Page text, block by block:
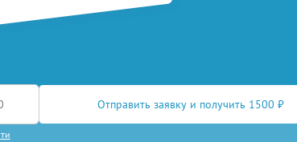
Отправить заявку и получить 1500 ₽